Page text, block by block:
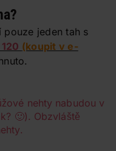
pouze jeden tah s
(koupit v e-
nehty nabudou v
🙂). Obzvláště